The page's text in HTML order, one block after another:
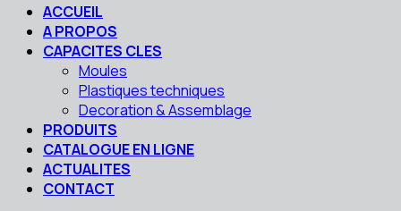
ACCUEIL
A PROPOS
CAPACITES CLES
Moules
Plastiques techniques
Decoration & Assemblage
PRODUITS
CATALOGUE EN LIGNE
ACTUALITES
CONTACT